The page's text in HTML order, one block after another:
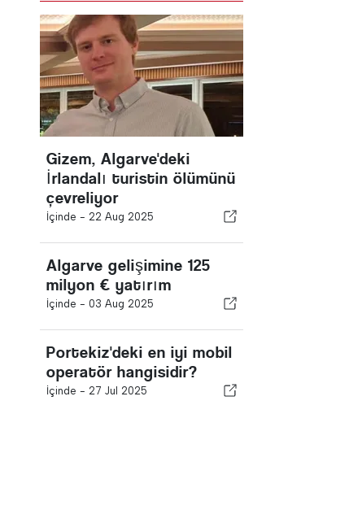
Gizem, Algarve'deki
İrlandalı turistin ölümünü
çevreliyor
İçinde - 22 Aug 2025
Algarve gelişimine 125
milyon € yatırım
İçinde - 03 Aug 2025
Portekiz'deki en iyi mobil
operatör hangisidir?
İçinde - 27 Jul 2025